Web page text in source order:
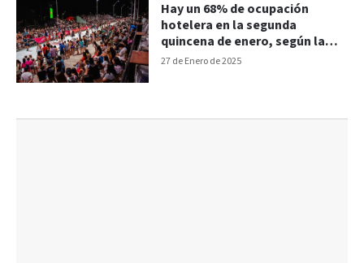
27 de Enero de 2025
Hay un 68% de ocupación
hotelera en la segunda
quincena de enero, según la
Cámara de Turismo provincial